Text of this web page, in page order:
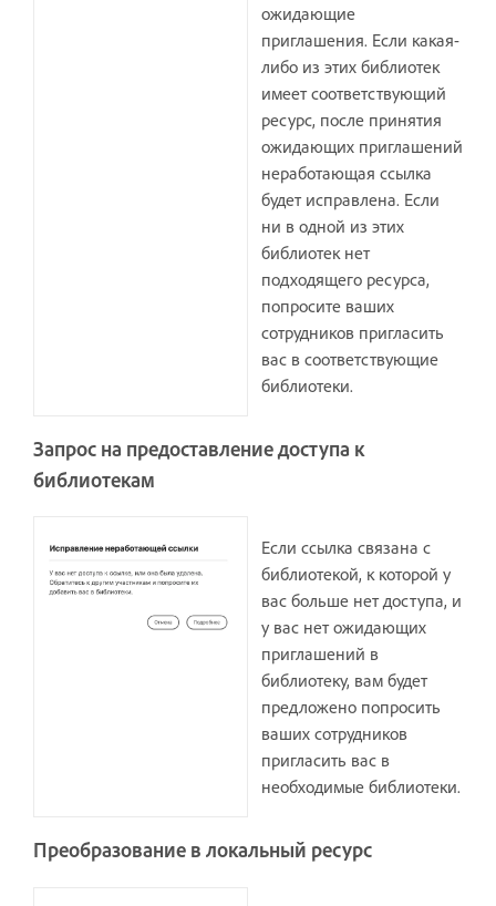
ожидающие
приглашения. Если какая-
либо из этих библиотек
имеет соответствующий
ресурс, после принятия
ожидающих приглашений
неработающая ссылка
будет исправлена. Если
ни в одной из этих
библиотек нет
подходящего ресурса,
попросите ваших
сотрудников пригласить
вас в соответствующие
библиотеки.
Запрос на предоставление доступа к
библиотекам
Если ссылка связана с
библиотекой, к которой у
вас больше нет доступа, и
у вас нет ожидающих
приглашений в
библиотеку, вам будет
предложено попросить
ваших сотрудников
пригласить вас в
необходимые библиотеки.
Преобразование в локальный ресурс